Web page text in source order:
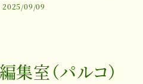
2025/09/09
集室（パルコ）